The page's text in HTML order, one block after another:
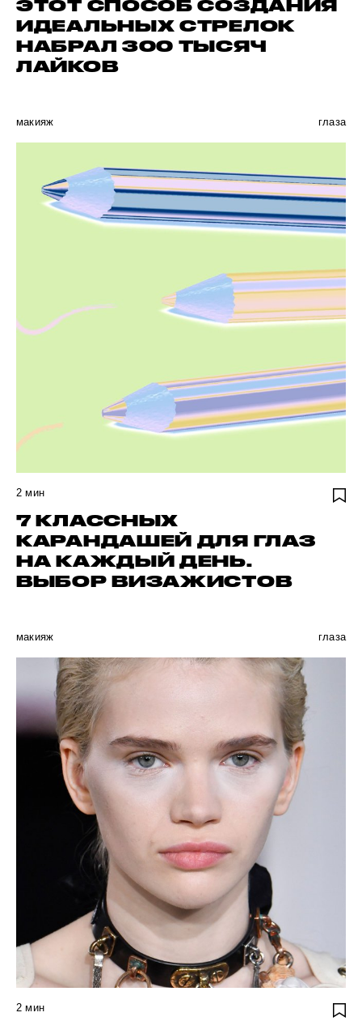
ЭТОТ СПОСОБ СОЗДАНИЯ
ИДЕАЛЬНЫХ СТРЕЛОК
НАБРАЛ 300 ТЫСЯЧ
ЛАЙКОВ
макияж глаза
2 мин
7 КЛАССНЫХ
КАРАНДАШЕЙ ДЛЯ ГЛАЗ
НА КАЖДЫЙ ДЕНЬ.
ВЫБОР ВИЗАЖИСТОВ
макияж глаза
2 мин